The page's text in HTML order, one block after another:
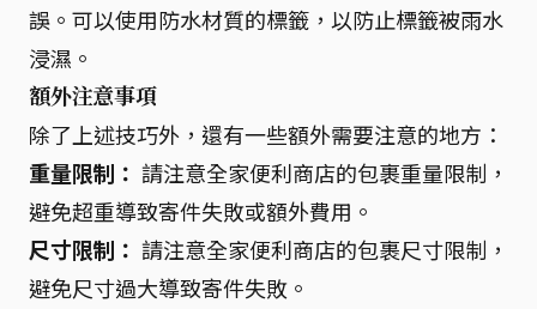
誤。可以使用防水材質的標籤，以防止標籤被雨水
浸濕。
額外注意事項
除了上述技巧外，還有一些額外需要注意的地方：
重量限制： 請注意全家便利商店的包裹重量限制，
避免超重導致寄件失敗或額外費用。
尺寸限制： 請注意全家便利商店的包裹尺寸限制，
避免尺寸過大導致寄件失敗。